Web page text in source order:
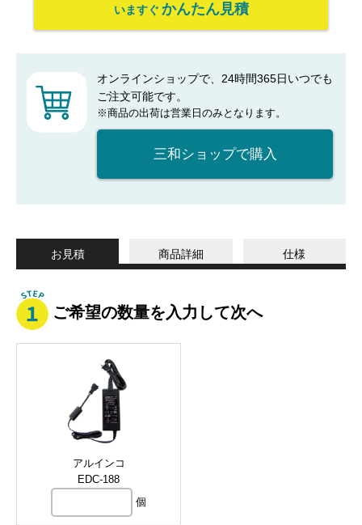
いますぐ かんたん見積
オンラインショップで、24時間365日いつでも
ご注文可能です。
※商品の出荷は営業日のみとなります。
三和ショップで購入
お見積 商品詳細 仕様
ご希望の数量を入力して次へ
アルインコ
EDC-188
個